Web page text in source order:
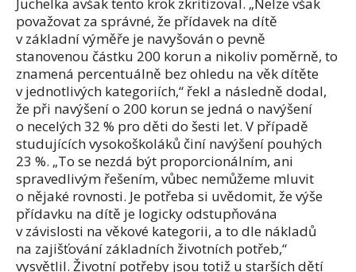
považovat za správné, že přídavek na dítě
v základní výměře je navyšován o pevně
stanovenou částku 200 korun a nikoliv poměrně, to
znamená percentuálně bez ohledu na věk dítěte
v jednotlivých kategoriích,“ řekl a následně dodal,
že při navýšení o 200 korun se jedná o navýšení
o necelých 32 % pro děti do šesti let. V případě
studujících vysokoškoláků činí navýšení pouhých
23 %. „To se nezdá být proporcionálním, ani
spravedlivým řešením, vůbec nemůžeme mluvit
o nějaké rovnosti. Je potřeba si uvědomit, že výše
přídavku na dítě je logicky odstupňována
v závislosti na věkové kategorii, a to dle nákladů
na zajišťování základních životních potřeb,“
vysvětlil. Životní potřeby jsou totiž u starších dětí